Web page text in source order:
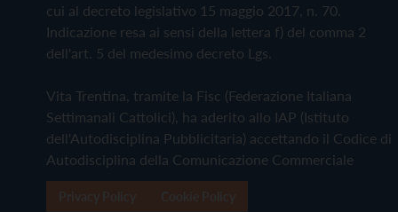
cui al decreto legislativo 15 maggio 2017, n. 70.
Indicazione resa ai sensi della lettera f) del comma 2
dell'art. 5 del medesimo decreto Lgs.
Vita Trentina, tramite la Fisc (Federazione Italiana
Settimanali Cattolici), ha aderito allo IAP (Istituto
dell'Autodisciplina Pubblicitaria) accettando il Codice di
Autodisciplina della Comunicazione Commerciale